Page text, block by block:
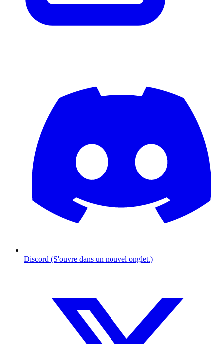
Discord (S'ouvre dans un nouvel onglet.)